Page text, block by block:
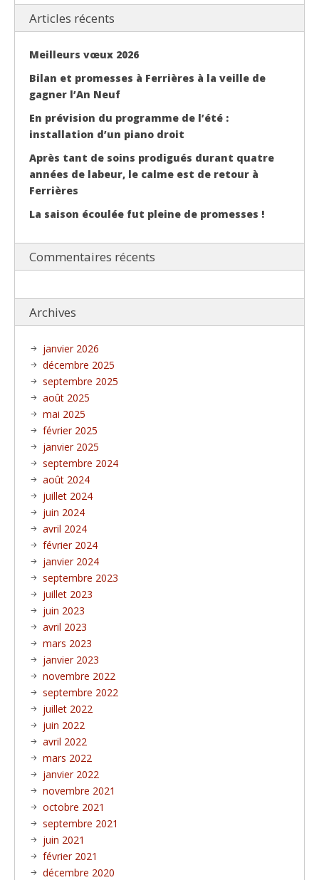
Articles récents
Meilleurs vœux 2026
Bilan et promesses à Ferrières à la veille de
gagner l’An Neuf
En prévision du programme de l’été :
installation d’un piano droit
Après tant de soins prodigués durant quatre
années de labeur, le calme est de retour à
Ferrières
La saison écoulée fut pleine de promesses !
Commentaires récents
Archives
janvier 2026
décembre 2025
septembre 2025
août 2025
mai 2025
février 2025
janvier 2025
septembre 2024
août 2024
juillet 2024
juin 2024
avril 2024
février 2024
janvier 2024
septembre 2023
juillet 2023
juin 2023
avril 2023
mars 2023
janvier 2023
novembre 2022
septembre 2022
juillet 2022
juin 2022
avril 2022
mars 2022
janvier 2022
novembre 2021
octobre 2021
septembre 2021
juin 2021
février 2021
décembre 2020